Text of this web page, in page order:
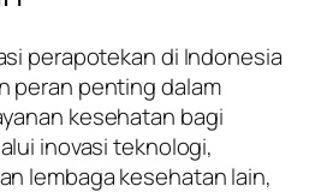
perapotekan di Indonesia
peran penting dalam
kesehatan bagi
inovasi teknologi,
lembaga kesehatan lain,